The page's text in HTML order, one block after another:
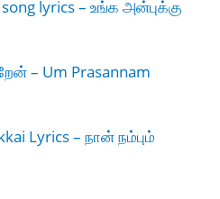
lyrics – உங்க அன்புக்கு
– Um Prasannam
Lyrics – நான் நம்பும்